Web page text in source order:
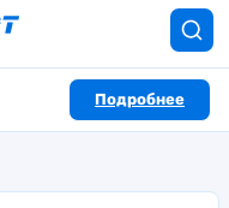
Подробнее